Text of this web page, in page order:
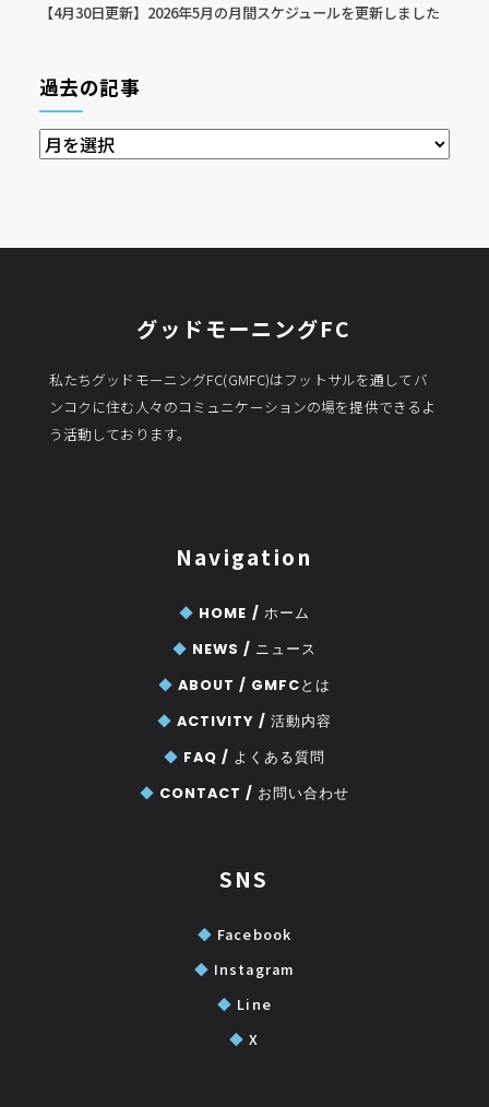
【4月30日更新】2026年5月の月間スケジュールを更新しました
過去の記事
過
去
事
グッドモーニングFC
私たちグッドモーニングFC(GMFC)はフットサルを通してバ
ンコクに住む人々のコミュニケーションの場を提供できるよ
う活動しております。
Navigation
◆ HOME / ホーム
◆ NEWS / ニュース
◆ ABOUT / GMFCとは
◆ ACTIVITY / 活動内容
◆ FAQ / よくある質問
◆ CONTACT / お問い合わせ
SNS
◆ Facebook
◆ Instagram
◆ Line
◆ X